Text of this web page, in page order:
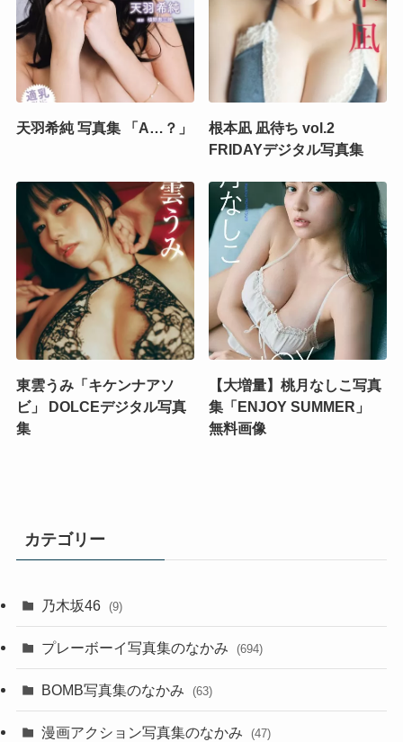
天羽希純 写真集 「A…？」
根本凪 凪待ち vol.2
FRIDAYデジタル写真集
東雲うみ「キケンナアソ
ビ」 DOLCEデジタル写真
集
【大増量】桃月なしこ写真
集「ENJOY SUMMER」
無料画像
カテゴリー
乃木坂46 (9)
プレーボーイ写真集のなかみ (694)
BOMB写真集のなかみ (63)
漫画アクション写真集のなかみ (47)